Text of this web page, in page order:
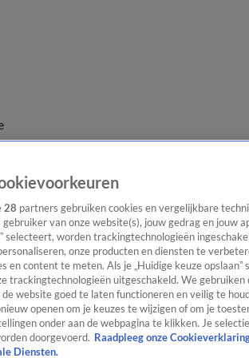
28 partners gebruiken cookies en vergelijkbare
gebruiker van onze website(s), jouw gedrag en jouw
selecteert, worden trackingtechnologieën
onze producten en diensten te
en content te meten. Als je „Huidige keuze
trackingtechnologieën uitgeschakeld. We
de website goed te laten functioneren en veilig te
openen om je keuzes te wijzigen of om je
onder aan de webpagina te klikken. Je
doorgevoerd. Raadpleeg onze
Diensten.